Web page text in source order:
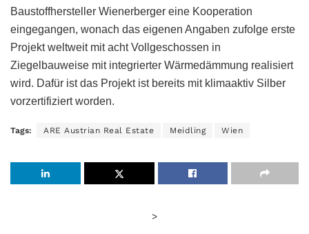
Baustoffhersteller Wienerberger eine Kooperation
eingegangen, wonach das eigenen Angaben zufolge erste
Projekt weltweit mit acht Vollgeschossen in
Ziegelbauweise mit integrierter Wärmedämmung realisiert
wird. Dafür ist das Projekt ist bereits mit klimaaktiv Silber
vorzertifiziert worden.
Tags: ARE Austrian Real Estate Meidling Wien
>